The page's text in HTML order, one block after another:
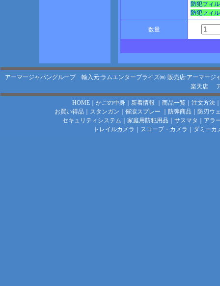
防犯フィ
防犯フィ
数量
アーマージャパングループ 輸入元:ラムエンタープライズ㈱ 販売店:アーマージ
楽天店
HOME｜ かごの中身｜ 新着情報 商品一覧｜ 注文方法
お買い得品
スタンガン 催涙スプレー 防弾商品
防刃ウ
セキュリティシステム
家庭用防犯用品 サスマタ
アラ
トレイルカメラ
スコープ・カメラ ダミーカ